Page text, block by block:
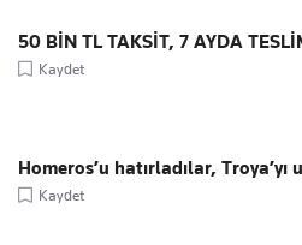
50 BİN TL TAKSİT, 7 AYDA
Kaydet
Homeros’u hatırladılar,
Kaydet